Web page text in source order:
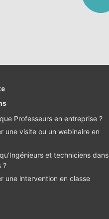
Professeurs en entreprise ?
une visite ou un webinaire en
et techniciens dans
?
une intervention en classe